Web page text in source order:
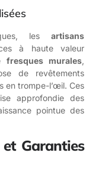
les artisans
à haute valeur
fresques murales,
de revêtements
en trompe-l’œil. Ces
approfondie des
pointue des
Garanties